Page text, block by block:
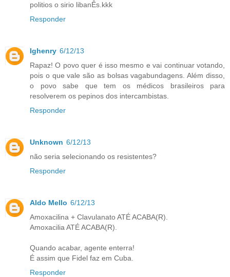
politios o sirio libanÊs.kkk
Responder
Ighenry 6/12/13
Rapaz! O povo quer é isso mesmo e vai continuar votando,
pois o que vale são as bolsas vagabundagens. Além disso,
o povo sabe que tem os médicos brasileiros para
resolverem os pepinos dos intercambistas.
Responder
Unknown 6/12/13
não seria selecionando os resistentes?
Responder
Aldo Mello 6/12/13
Amoxacilina + Clavulanato ATÉ ACABA(R).
Amoxacilia ATÉ ACABA(R).
Quando acabar, agente enterra!
É assim que Fidel faz em Cuba.
Responder